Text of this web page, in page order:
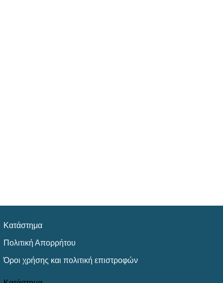
Κατάστημα
Πολιτική Απορρήτου
Όροι χρήσης και πολιτική επιστροφών